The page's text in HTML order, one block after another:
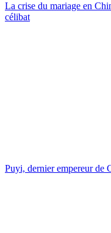
La crise du mariage en
célibat
Puyi, dernier empereur de